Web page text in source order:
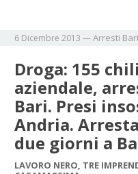
6 Dicembre 2013 —Arresti Bari
Droga: 155
aziendale,
Bari. Presi
Andria.
due giorni a
LAVORO NERO, TRE